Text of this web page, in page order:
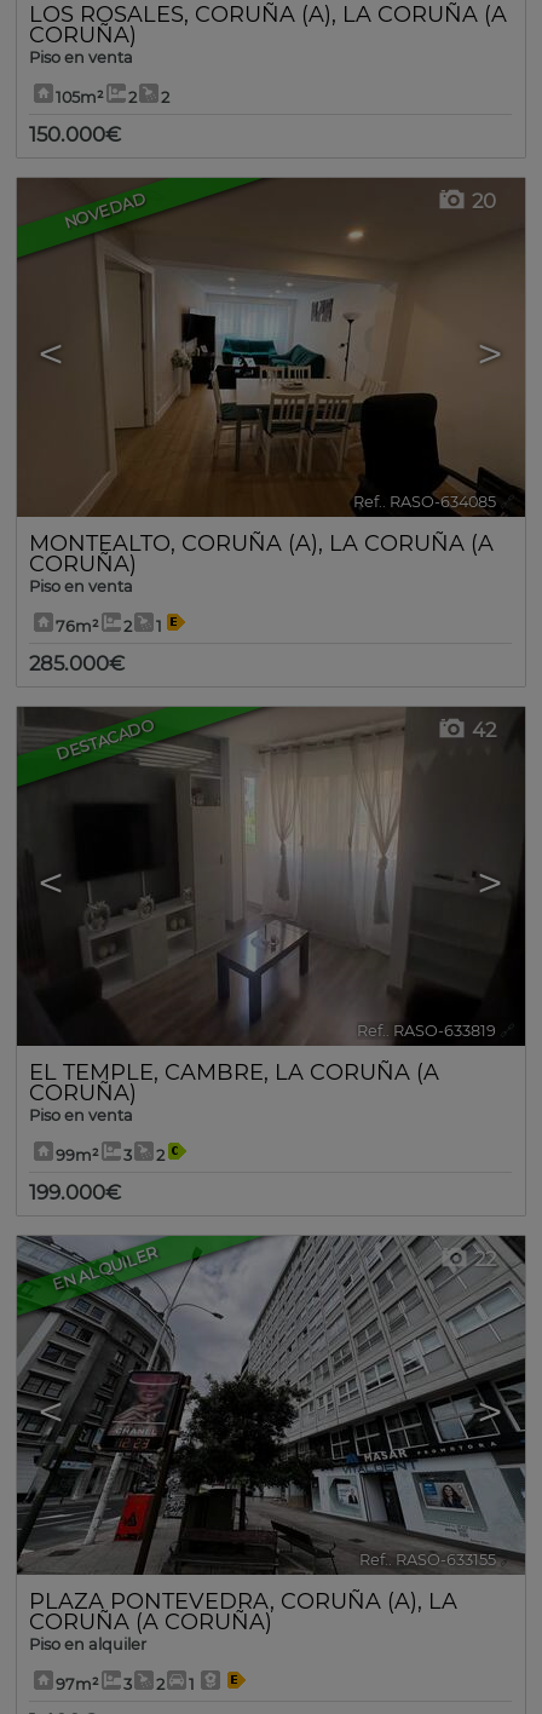
LOS ROSALES, CORUÑA (A), LA CORUÑA (A
CORUÑA)
Piso en venta
105m² 2 2
150.000€
NOVEDAD
< >
20
Ref.. RASO-634085 🔗
MONTEALTO, CORUÑA (A), LA CORUÑA (A
CORUÑA)
Piso en venta
76m² 2 1
285.000€
DESTACADO
< >
42
Ref.. RASO-633819 🔗
EL TEMPLE, CAMBRE, LA CORUÑA (A
CORUÑA)
Piso en venta
99m² 3 2
199.000€
EN ALQUILER
< >
22
Ref.. RASO-633155 🔗
PLAZA PONTEVEDRA, CORUÑA (A), LA
CORUÑA (A CORUÑA)
Piso en alquiler
97m² 3 2 1